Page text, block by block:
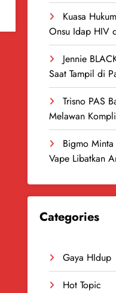
Kuasa
Onsu Idap HIV
Jennie
Saat Tampil di
Trisno PAS
Melawan
Bigmo
Vape Libatkan
Categories
Gaya HIdup
Hot Topic